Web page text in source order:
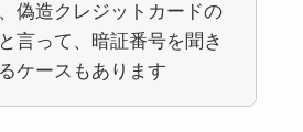
偽造クレジットカードの
言って、暗証番号を聞き
ケースもあります